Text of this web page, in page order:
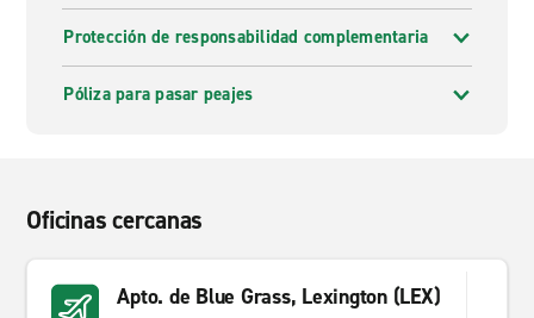
Protección de responsabilidad complementaria
Póliza para pasar peajes
Oficinas cercanas
Apto. de Blue Grass, Lexington (LEX)